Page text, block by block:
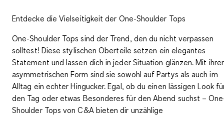
Entdecke die Vielseitigkeit der One-Shoulder Tops
One-Shoulder Tops sind der Trend, den du nicht verpassen
solltest! Diese stylischen Oberteile setzen ein elegantes
Statement und lassen dich in jeder Situation glänzen. Mit ihrer
asymmetrischen Form sind sie sowohl auf Partys als auch im
Alltag ein echter Hingucker. Egal, ob du einen lässigen Look
den Tag oder etwas Besonderes für den Abend suchst –
Shoulder Tops von C&A bieten dir unzählige